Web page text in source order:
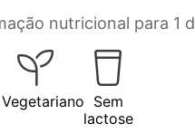
nutricional para 1
Vegetariano Sem
lactose